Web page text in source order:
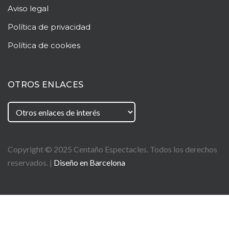
Aviso legal
Política de privacidad
Política de cookies
OTROS ENLACES
Copyright © 2025 Centaño Espectacles. Todos los derechos
reservados. | Diseño en Barcelona